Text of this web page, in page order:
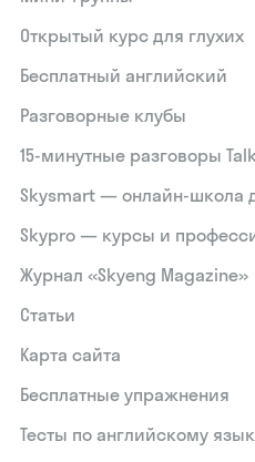
Открытый курс для глухих
Бесплатный английский
Разговорные клубы
15‑минутные разговоры
Skysmart — онлайн-школа
Skypro — курсы и
Журнал «Skyeng Magazine»
Статьи
Карта сайта
Бесплатные упражнения
Тесты по английскому